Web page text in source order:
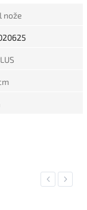
nože
Previous
Next